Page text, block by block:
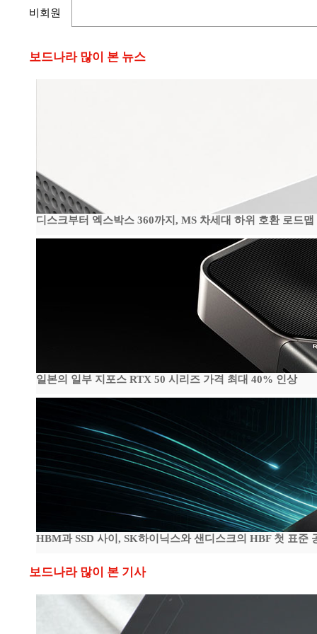
비회원
보드나라 많이 본 뉴스
디스크부터 엑스박스 360까지, MS 차세대 하위 호환 로드맵
일본의 일부 지포스 RTX 50 시리즈 가격 최대 40% 인상
HBM과 SSD 사이, SK하이닉스와 샌디스크의 HBF 첫 표준
보드나라 많이 본 기사